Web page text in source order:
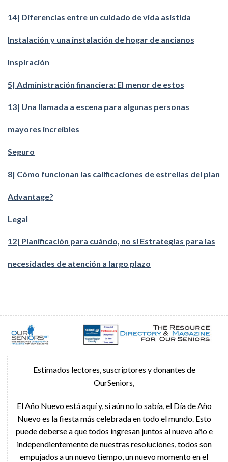
14| Diferencias entre un cuidado de vida asistida
Instalación y una instalación de hogar de ancianos
Inspiración
5| Administración financiera: El menor de estos
13| Una llamada a escena para algunas personas
mayores increíbles
Seguro
8| Cómo funcionan las calificaciones de estrellas del plan
Advantage?
Legal
12| Planificación para cuándo, no si Estrategias para las
necesidades de atención a largo plazo
Estimados lectores, suscriptores y donantes de
OurSeniors,
El Año Nuevo está aquí y, si aún no lo sabía, el Día de Año
Nuevo es la fiesta más celebrada en todo el mundo. Esto
puede deberse a que todos ingresan juntos al nuevo año e
independientemente de nuestras resoluciones, todos son
empujados a un nuevo tiempo, un nuevo momento en el